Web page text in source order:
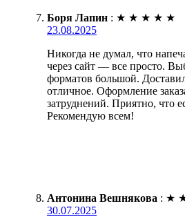
Боря Лапин : ★ ★ ★ ★ ★
23.08.2025
Никогда не думал, что
через сайт — все просто.
форматов большой.
отличное. Оформление
затруднений. Приятно, что
Рекомендую всем!
Антонина Вешнякова : ★
30.07.2025